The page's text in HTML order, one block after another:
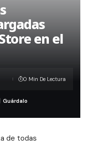
en el
0 Min De Lectura
de todas